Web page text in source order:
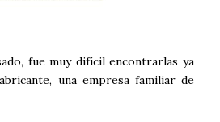
fue muy difícil encontrarlas ya
una empresa familiar de